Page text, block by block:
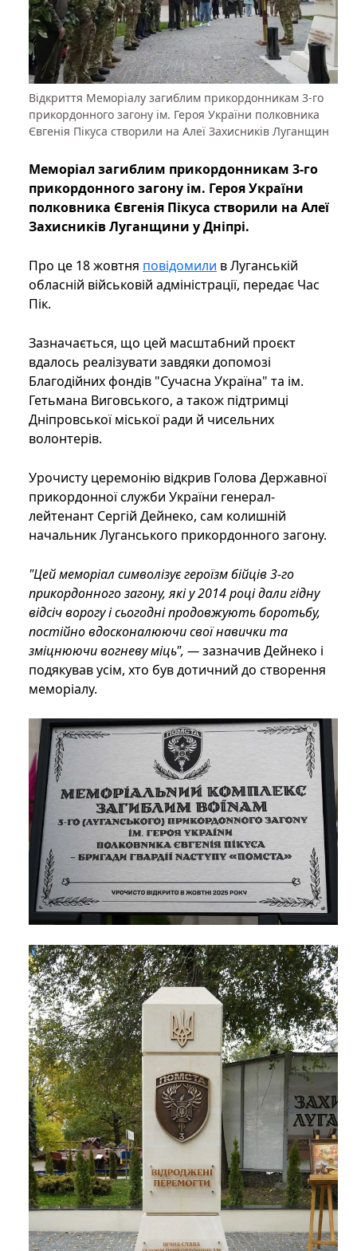
Відкриття Меморіалу загиблим прикордонникам 3-го
прикордонного загону ім. Героя України полковника
Євгенія Пікуса створили на Алеї Захисників Луганщин
Меморіал загиблим прикордонникам 3-го
прикордонного загону ім. Героя України
полковника Євгенія Пікуса створили на Алеї
Захисників Луганщини у Дніпрі.
Про це 18 жовтня повідомили в Луганській
обласній військовій адміністрації, передає Час
Пік.
Зазначається, що цей масштабний проєкт
вдалось реалізувати завдяки допомозі
Благодійних фондів "Сучасна Україна" та ім.
Гетьмана Виговського, а також підтримці
Дніпровської міської ради й чисельних
волонтерів.
Урочисту церемонію відкрив Голова Державної
прикордонної служби України генерал-
лейтенант Сергій Дейнеко, сам колишній
начальник Луганського прикордонного загону.
"Цей меморіал символізує героїзм бійців 3-го
прикордонного загону, які у 2014 році дали гідну
відсіч ворогу і сьогодні продовжують боротьбу,
постійно вдосконалюючи свої навички та
зміцнюючи вогневу міць", —зазначив Дейнеко і
подякував усім, хто був дотичний до створення
меморіалу.